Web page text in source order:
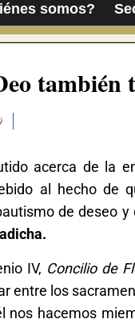
somos?
también
acerca de la
al hecho de
de deseo
IV, Concilio de
entre los
nos hacemos